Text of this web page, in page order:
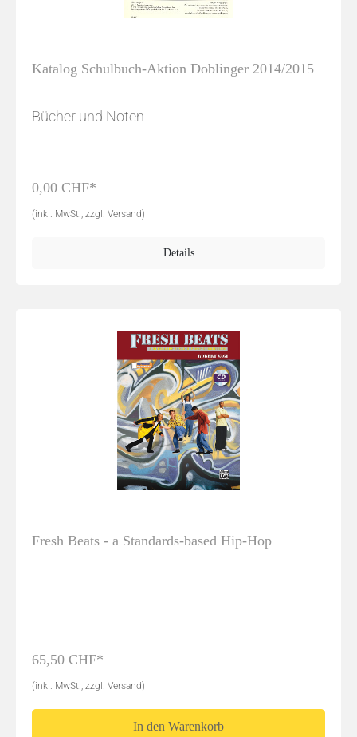
Katalog Schulbuch-Aktion Doblinger 2014/2015
Bücher und Noten
0,00 CHF*
(inkl. MwSt., zzgl. Versand)
Details
Fresh Beats - a Standards-based Hip-Hop
65,50 CHF*
(inkl. MwSt., zzgl. Versand)
In den Warenkorb